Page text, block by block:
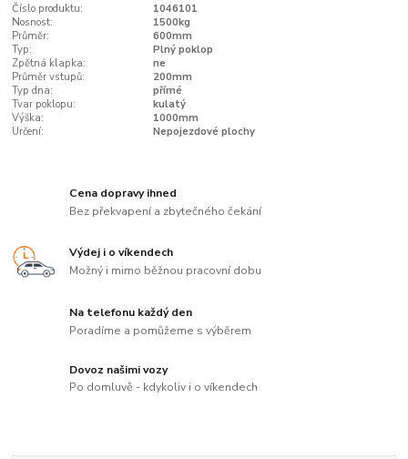
Číslo produktu:
1046101
Nosnost:
1500kg
Průměr:
600mm
Typ:
Plný poklop
Zpětná klapka:
ne
Průměr vstupů:
200mm
Typ dna:
přímé
Tvar poklopu:
kulatý
Výška:
1000mm
Určení:
Nepojezdové plochy
Cena dopravy ihned
Bez překvapení a zbytečného čekání
Výdej i o víkendech
Možný i mimo běžnou pracovní dobu
Na telefonu každý den
Poradíme a pomůžeme s výběrem
Dovoz našimi vozy
Po domluvě - kdykoliv i o víkendech